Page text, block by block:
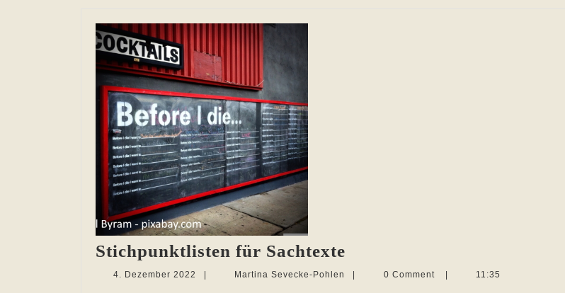
Stichpunktlisten für Sachtexte
für
4. Dezember 2022 Martina Sevecke-Pohlen
Martina
0 Comment 11:35